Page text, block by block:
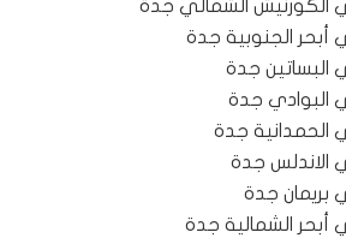
الشمالي جدة
الجنوبية جدة
جدة
جدة
جدة
جدة
جدة
الشمالية جدة